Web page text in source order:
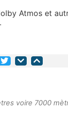
Atmos et
voire 7000